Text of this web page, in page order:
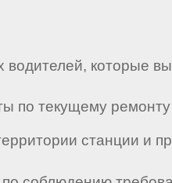
водителей, которые
по текущему
станции и